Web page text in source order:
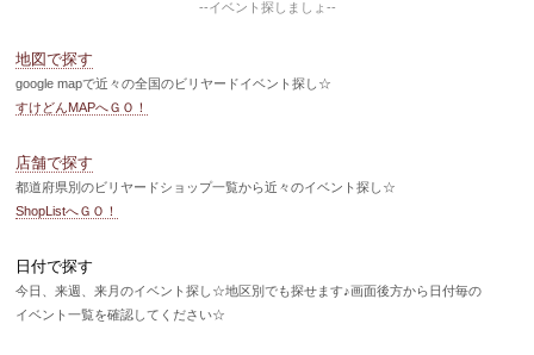
--イベント探しましょ--
地図で探す
google mapで近々の全国のビリヤードイベント探し☆
すけどんMAPへＧＯ！
店舗で探す
都道府県別のビリヤードショップ一覧から近々のイベント探し☆
ShopListへＧＯ！
日付で探す
今日、来週、来月のイベント探し☆地区別でも探せます♪画面後方から日付毎の
イベント一覧を確認してください☆